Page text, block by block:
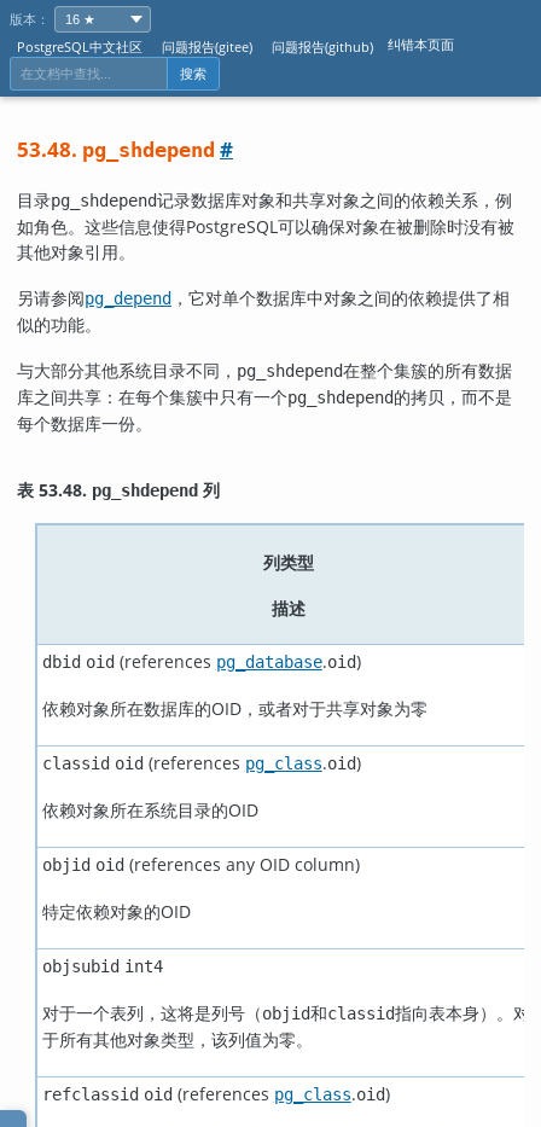
版本：
PostgreSQL中文社区
问题报告(gitee) 问题报告(github) 纠错本页面
搜索
53.48. pg_shdepend #
目录pg_shdepend记录数据库对象和共享对象之间的依赖关系，例
如角色。这些信息使得PostgreSQL可以确保对象在被删除时没有被
其他对象引用。
另请参阅pg_depend ，它对单个数据库中对象之间的依赖提供了相
似的功能。
与大部分其他系统目录不同， pg_shdepend在整个集簇的所有数据
库之间共享：在每个集簇中只有一个pg_shdepend的拷贝，而不是
每个数据库一份。
表 53.48. pg_shdepend 列
列类型
描述
dbid oid(references pg_database.oid)
依赖对象所在数据库的OID，或者对于共享对象为零
classid oid(references pg_class.oid)
依赖对象所在系统目录的OID
objid oid(references any OID column)
特定依赖对象的OID
objsubid int4
对于一个表列，这将是列号（objid和classid指向表本身）。对
于所有其他对象类型，该列值为零。
refclassid oid(references pg_class.oid)